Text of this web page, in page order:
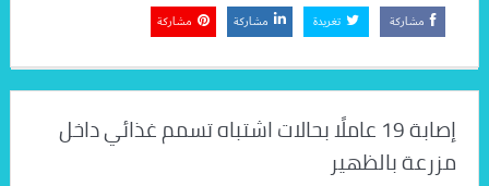
مشاركة تغريدة مشاركة مشاركة
إصابة 19 عاملًا بحالات اشتباه تسمم غذائي داخل
مزرعة بالظهير